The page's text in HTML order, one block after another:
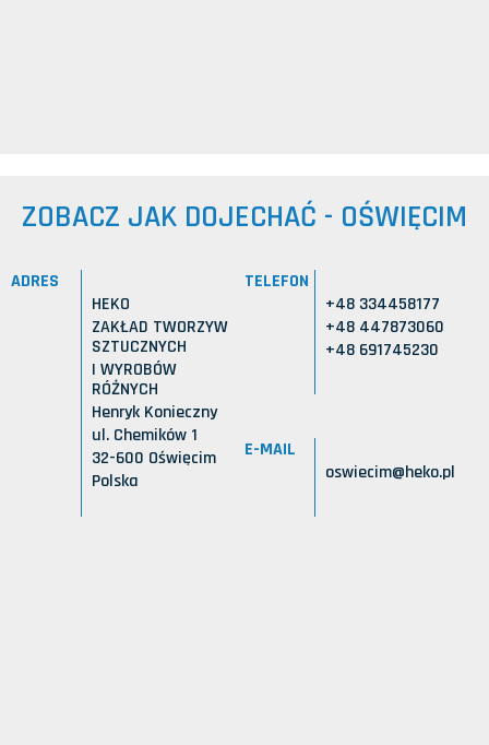
ZOBACZ JAK DOJECHAĆ - OŚWIĘCIM
ADRES
HEKO
ZAKŁAD TWORZYW
SZTUCZNYCH
I WYROBÓW
RÓŻNYCH
Henryk Konieczny
ul. Chemików 1
32-600 Oświęcim
Polska
TELEFON
+48 334458177
+48 447873060
+48 691745230
E-MAIL
oswiecim@heko.pl